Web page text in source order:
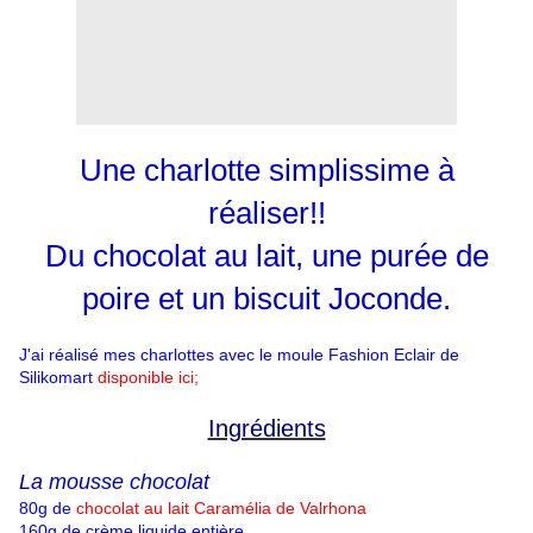
Une charlotte simplissime à
réaliser!!
Du chocolat au lait, une purée de
poire et un biscuit Joconde.
J'ai réalisé mes charlottes avec le moule Fashion Eclair de
Silikomart disponible ici;
Ingrédients
La mousse chocolat
80g de chocolat au lait Caramélia de Valrhona